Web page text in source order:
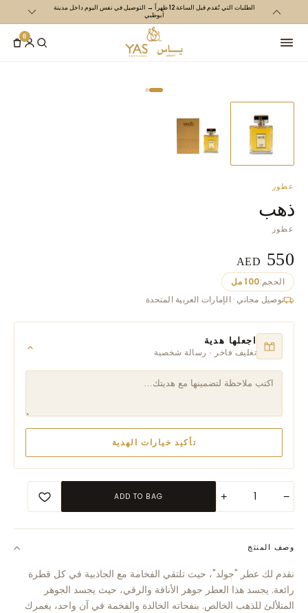
تخطي الى
الطلبات التي تُقدم قبل الساعة 12 ظهراً → التوصيل في نفس اليوم داخل مدينة
أبوظبي
0
عطور
ذهب
عطور
AED 550
الحجم:100 مل
توصيل مجاني · الإمارات العربية المتحدة
اجعلها هدية
تغليف فاخر · رسالة شخصية
تأكيد خيارات الهدية
−
+
ADD TO BAG
وصف المنتج
نقدم لك عطر "جولد"، حيث تلتقي الفخامة مع الجاذبية في كل قطرة
رائعة. يجسد هذا العطر جوهر الأناقة والرقي، حيث يجسد الجوهر
المتلألئ للذهب الخالص. بنفحاته الخالدة والفخمة في آن واحد، يغمرك